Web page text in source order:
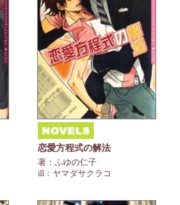
恋愛方程式の解法
著：ふゆの仁子
ill：ヤマダサクラコ